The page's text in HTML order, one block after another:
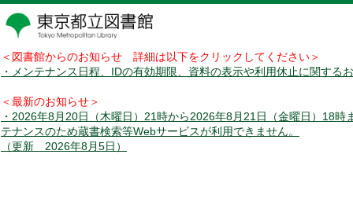
＜図書館からのお知らせ 詳細は以下をクリックしてください＞
・メンテナンス日程、IDの有効期限、資料の表示や利用休止に関する
＜最新のお知らせ＞
・2026年8月20日（木曜日）21時から2026年8月21日（金曜日）18時
テナンスのため蔵書検索等Webサービスが利用できません。
（更新 2026年8月5日）